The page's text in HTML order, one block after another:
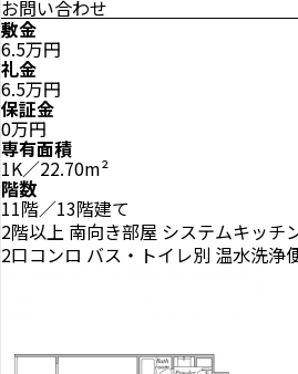
お問い合わせ
敷金
6.5万円
礼金
6.5万円
保証金
0万円
専有面積
1K／22.70m²
階数
11階／13階建て
2階以上 南向き部屋 システムキッチ
2口コンロ バス・トイレ別 温水洗浄